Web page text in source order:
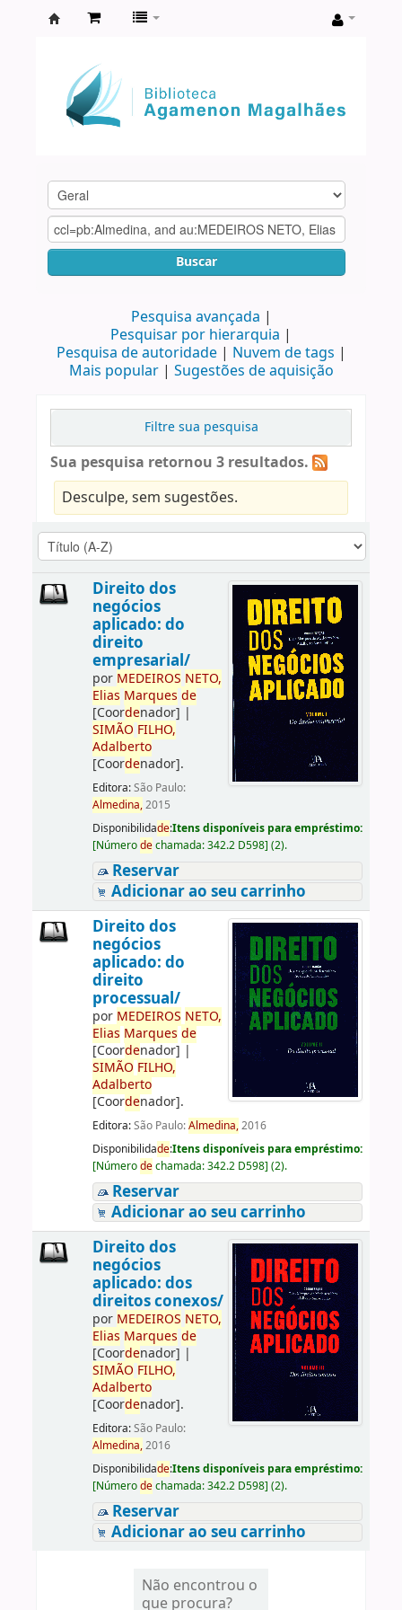
Agamenon
Magalhães
Buscar
Pesquisa avançada
Pesquisar por hierarquia
Pesquisa de autoridade
Nuvem de tags
Mais popular
Sugestões de aquisição
Filtre sua pesquisa
Sua pesquisa retornou 3 resultados.
Desculpe, sem sugestões.
Direito dos
negócios
aplicado: do
direito
empresarial/
por MEDEIROS NETO,
Elias Marques de
[Coordenador] |
SIMÃO FILHO,
Adalberto
[Coordenador].
Editora:São Paulo:
Almedina,2015
Disponibilidade:Itens disponíveis para empréstimo:
[Númerodechamada:342.2 D598] (2).
Reservar
Adicionar ao seu carrinho
Direito dos
negócios
aplicado: do
direito
processual/
por MEDEIROS NETO,
Elias Marques de
[Coordenador] |
SIMÃO FILHO,
Adalberto
[Coordenador].
Editora:São Paulo:Almedina,2016
Disponibilidade:Itens disponíveis para empréstimo:
[Númerodechamada:342.2 D598] (2).
Reservar
Adicionar ao seu carrinho
Direito dos
negócios
aplicado: dos
direitos conexos/
por MEDEIROS NETO,
Elias Marques de
[Coordenador] |
SIMÃO FILHO,
Adalberto
[Coordenador].
Editora:São Paulo:
Almedina,2016
Disponibilidade:Itens disponíveis para empréstimo:
[Númerodechamada:342.2 D598] (2).
Reservar
Adicionar ao seu carrinho
Não encontrou o
que procura?